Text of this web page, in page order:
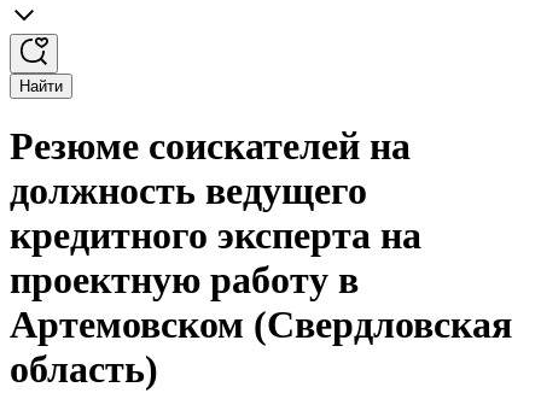
Найти
Резюме соискателей на
должность ведущего
кредитного эксперта на
проектную работу в
Артемовском (Свердловская
область)